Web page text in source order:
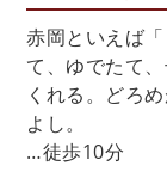
赤岡といえば
て、ゆでたて
くれる。どろ
よし。
…徒歩10分